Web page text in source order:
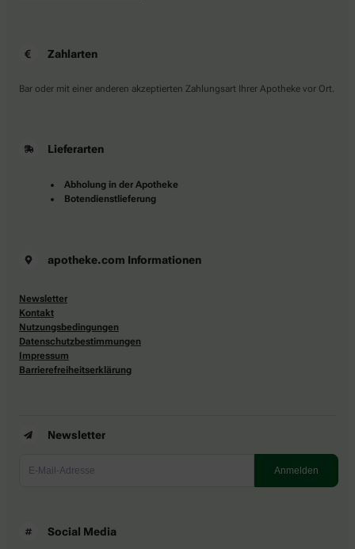
Zahlarten
Bar oder mit einer anderen akzeptierten Zahlungsart Ihrer Apotheke vor Ort.
Lieferarten
Abholung in der Apotheke
Botendienstlieferung
apotheke.com Informationen
Newsletter
Kontakt
Nutzungsbedingungen
Datenschutzbestimmungen
Impressum
Barrierefreiheitserklärung
Newsletter
Social Media